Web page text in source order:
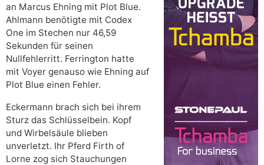
an Marcus Ehning mit Plot Blue.
Ahlmann benötigte mit Codex
One im Stechen nur 46,59
Sekunden für seinen
Nullfehlerritt. Ferrington hatte
mit Voyer genauso wie Ehning auf
Plot Blue einen Fehler.
Eckermann brach sich bei ihrem
Sturz das Schlüsselbein. Kopf
und Wirbelsäule blieben
unverletzt. Ihr Pferd Firth of
Lorne zog sich Stauchungen